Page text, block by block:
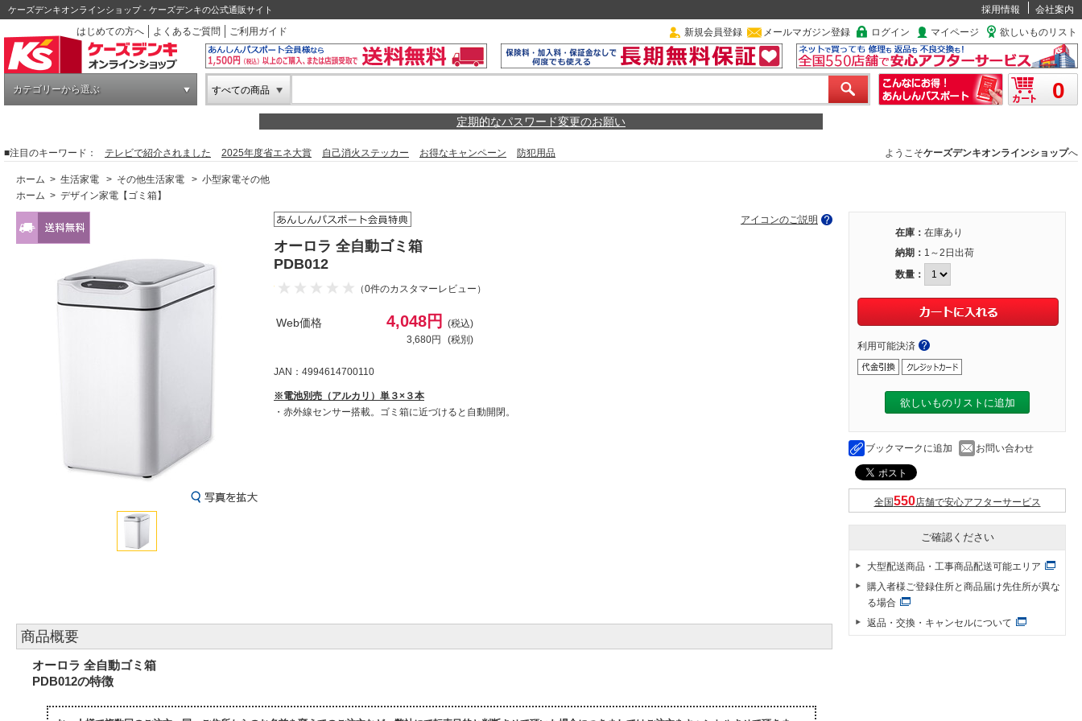
ケーズデンキオンラインショップ - ケーズデンキの公式通販サイト 採用情報
会社案内
はじめての方へ
よくあるご質問 ご利用ガイド 新規会員登録 メールマガジン登録 ログイン マイページ 欲しいものリスト
カテゴリーから選ぶ すべての商品 0
定期的なパスワード変更のお願い
■注目のキーワード： テレビで紹介されました 2025年度省エネ大賞 自己消火ステッカー お得なキャンペーン 防犯用品 ようこそケーズデンキオンラインショップへ
ホーム > 生活家電 > その他生活家電 > 小型家電その他
ホーム > デザイン家電【ゴミ箱】
アイコンのご説明
オーロラ 全自動ゴミ箱
PDB012
（0件のカスタマーレビュー）
Web価格 4,048円
(税込)
3,680円
(税別)
JAN：4994614700110
※電池別売（アルカリ）単３×３本
・赤外線センサー搭載。ゴミ箱に近づけると自動開閉。
商品概要
オーロラ 全自動ゴミ箱
PDB012の特徴
在庫： 在庫あり
納期： 1～2日出荷
数量：
利用可能決済
欲しいものリストに追加
ブックマークに追加 お問い合わせ
全国 店舗で安心アフターサービス
ご確認ください
大型配送商品・工事商品配送可能エリア
購入者様ご登録住所と商品届け先住所が異な
る場合
返品・交換・キャンセルについて